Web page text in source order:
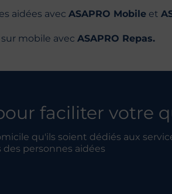
aidées avec ASAPRO Mobile et
mobile avec ASAPRO Repas.
faciliter votre
qu'ils soient dédiés aux
des personnes aidées